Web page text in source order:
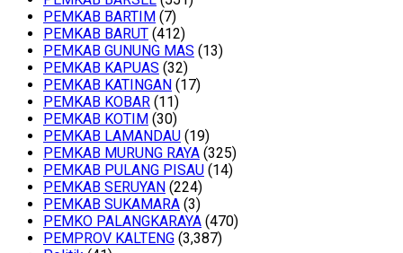
PEMKAB BARTIM (7)
PEMKAB BARUT (412)
PEMKAB GUNUNG MAS (13)
PEMKAB KAPUAS (32)
PEMKAB KATINGAN (17)
PEMKAB KOBAR (11)
PEMKAB KOTIM (30)
PEMKAB LAMANDAU (19)
PEMKAB MURUNG RAYA (325)
PEMKAB PULANG PISAU (14)
PEMKAB SERUYAN (224)
PEMKAB SUKAMARA (3)
PEMKO PALANGKARAYA (470)
PEMPROV KALTENG (3,387)